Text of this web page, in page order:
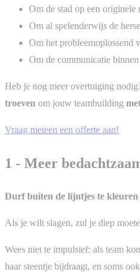
Om de stad op een originele
Om al spelenderwijs de
Om het probleemoplossend
Om de communicatie
Heb je nog meer overtuiging
troeven om jouw teambuilding
Vraag meteen een offerte aan!
1 - Meer
Durf buiten de lijntjes te kleuren
Als je wilt slagen, zul je diep
Wees niet te impulsief: als team
haar steentje bijdraagt, en soms